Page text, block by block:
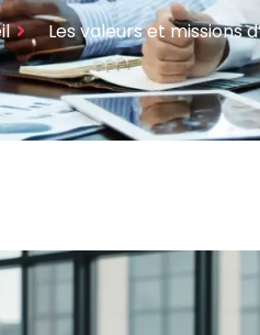
Les valeurs et missions